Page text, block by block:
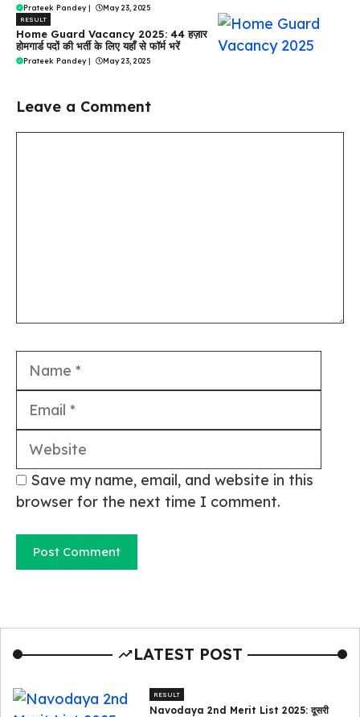
Prateek Pandey | May 23, 2025
RESULT
Home Guard Vacancy 2025: 44 हज़ार
होमगार्ड पदों की भर्ती के लिए यहाँ से फॉर्म भरें
Prateek Pandey | May 23, 2025
Leave a Comment
Name
Save my name, email, and website in this
browser for the next time I comment.
LATEST POST
RESULT
Navodaya 2nd Merit List 2025: दूसरी